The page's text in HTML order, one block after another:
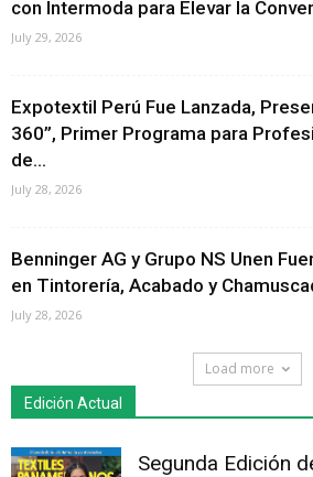
con Intermoda para Elevar la
July 29, 2026
Expotextil Perú Fue Lanzada,
360”, Primer Programa para
de...
July 28, 2026
Benninger AG y Grupo NS Unen
en Tintorería, Acabado y
July 28, 2026
Load more
Edición Actual
Segunda Edición